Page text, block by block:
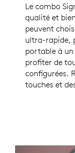
Le combo
qualité et
peuvent
ultra-rapide,
portable à
profiter de
configurées.
touches et